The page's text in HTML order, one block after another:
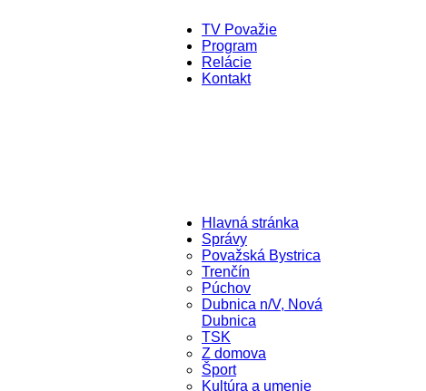
TV Považie
Program
Relácie
Kontakt
Hlavná stránka
Správy
Považská Bystrica
Trenčín
Púchov
Dubnica n/V, Nová
Dubnica
TSK
Z domova
Šport
Kultúra a umenie